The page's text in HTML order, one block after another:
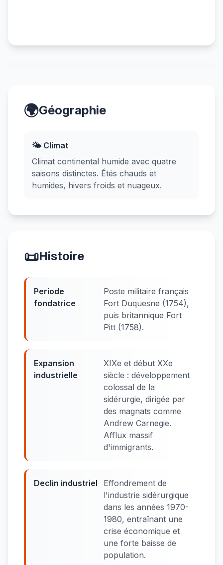
🌍Géographie
🌤️ Climat
Climat continental humide avec quatre
saisons distinctes. Étés chauds et
humides, hivers froids et nuageux.
📜Histoire
Periode
fondatrice
Poste militaire français
Fort Duquesne (1754),
puis britannique Fort
Pitt (1758).
Expansion
industrielle
XIXe et début XXe
siècle : développement
colossal de la
sidérurgie, dirigée par
des magnats comme
Andrew Carnegie.
Afflux massif
d'immigrants.
Declin industriel
Effondrement de
l'industrie sidérurgique
dans les années 1970-
1980, entraînant une
crise économique et
une forte baisse de
population.